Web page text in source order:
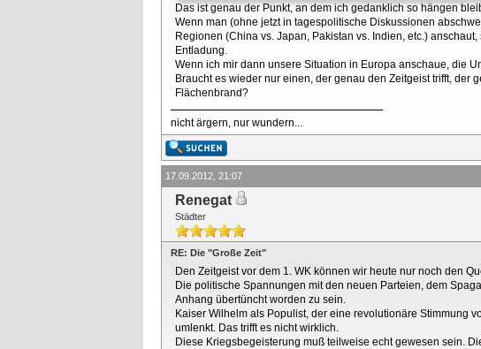
Das ist genau der Punkt, an dem ich gedanklich so hängen
Wenn man (ohne jetzt in tagespolitische Diskussionen
Regionen (China vs. Japan, Pakistan vs. Indien, etc.)
Entladung.
Wenn ich mir dann unsere Situation in Europa anschaue, die
Braucht es wieder nur einen, der genau den Zeitgeist trifft,
Flächenbrand?
nicht ärgern, nur wundern...
17.09.2012, 21:07
Renegat
Städter
RE: Die "Große Zeit"
Den Zeitgeist vor dem 1. WK können wir heute nur noch den
Die politische Spannungen mit den neuen Parteien, dem
Anhang übertüncht worden zu sein.
Kaiser Wilhelm als Populist, der eine revolutionäre Stimmung
umlenkt. Das trifft es nicht wirklich.
Diese Kriegsbegeisterung muß teilweise echt gewesen sein.